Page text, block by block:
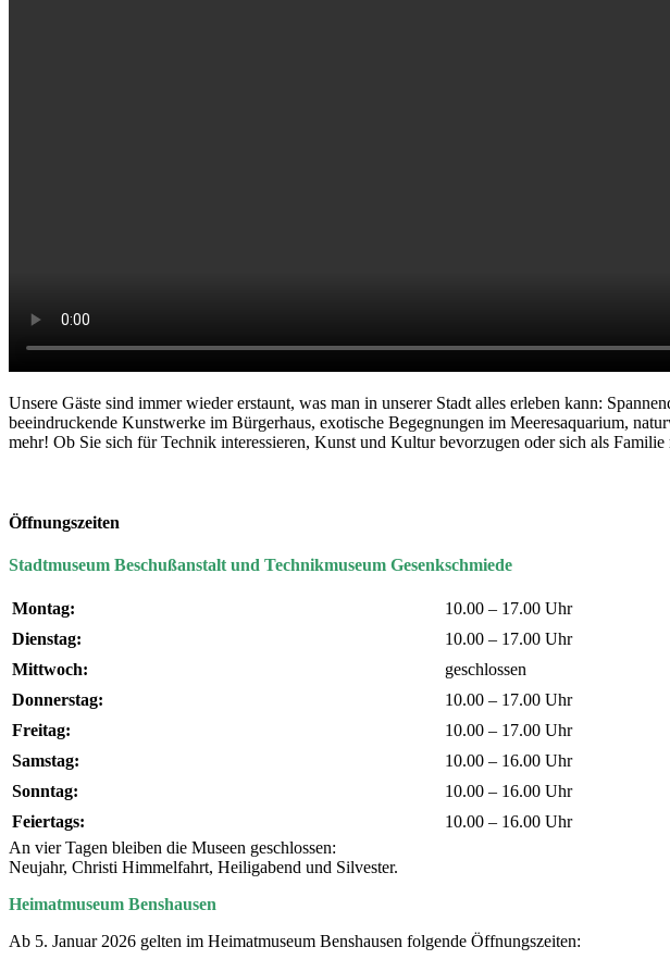
Unsere Gäste sind immer wieder erstaunt, was man in unserer Stadt alles erleben kann:
beeindruckende Kunstwerke im Bürgerhaus, exotische Begegnungen im Meeresaquarium,
mehr! Ob Sie sich für Technik interessieren, Kunst und Kultur bevorzugen oder sich als
Öffnungszeiten
Stadtmuseum Beschußanstalt und Technikmuseum Gesenkschmiede
Montag:
10.00 – 17.00 Uhr
Dienstag:
10.00 – 17.00 Uhr
Mittwoch:
geschlossen
Donnerstag:
10.00 – 17.00 Uhr
Freitag:
10.00 – 17.00 Uhr
Samstag:
10.00 – 16.00 Uhr
Sonntag:
10.00 – 16.00 Uhr
Feiertags:
10.00 – 16.00 Uhr
An vier Tagen bleiben die Museen geschlossen:
Neujahr, Christi Himmelfahrt, Heiligabend und Silvester.
Heimatmuseum Benshausen
Ab 5. Januar 2026 gelten im Heimatmuseum Benshausen folgende Öffnungszeiten: